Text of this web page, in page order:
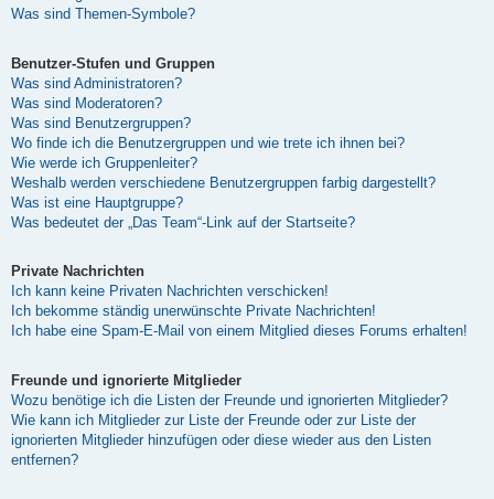
Was sind Themen-Symbole?
Benutzer-Stufen und Gruppen
Was sind Administratoren?
Was sind Moderatoren?
Was sind Benutzergruppen?
Wo finde ich die Benutzergruppen und wie trete ich ihnen bei?
Wie werde ich Gruppenleiter?
Weshalb werden verschiedene Benutzergruppen farbig dargestellt?
Was ist eine Hauptgruppe?
Was bedeutet der „Das Team“-Link auf der Startseite?
Private Nachrichten
Ich kann keine Privaten Nachrichten verschicken!
Ich bekomme ständig unerwünschte Private Nachrichten!
Ich habe eine Spam-E-Mail von einem Mitglied dieses Forums erhalten!
Freunde und ignorierte Mitglieder
Wozu benötige ich die Listen der Freunde und ignorierten Mitglieder?
Wie kann ich Mitglieder zur Liste der Freunde oder zur Liste der
ignorierten Mitglieder hinzufügen oder diese wieder aus den Listen
entfernen?